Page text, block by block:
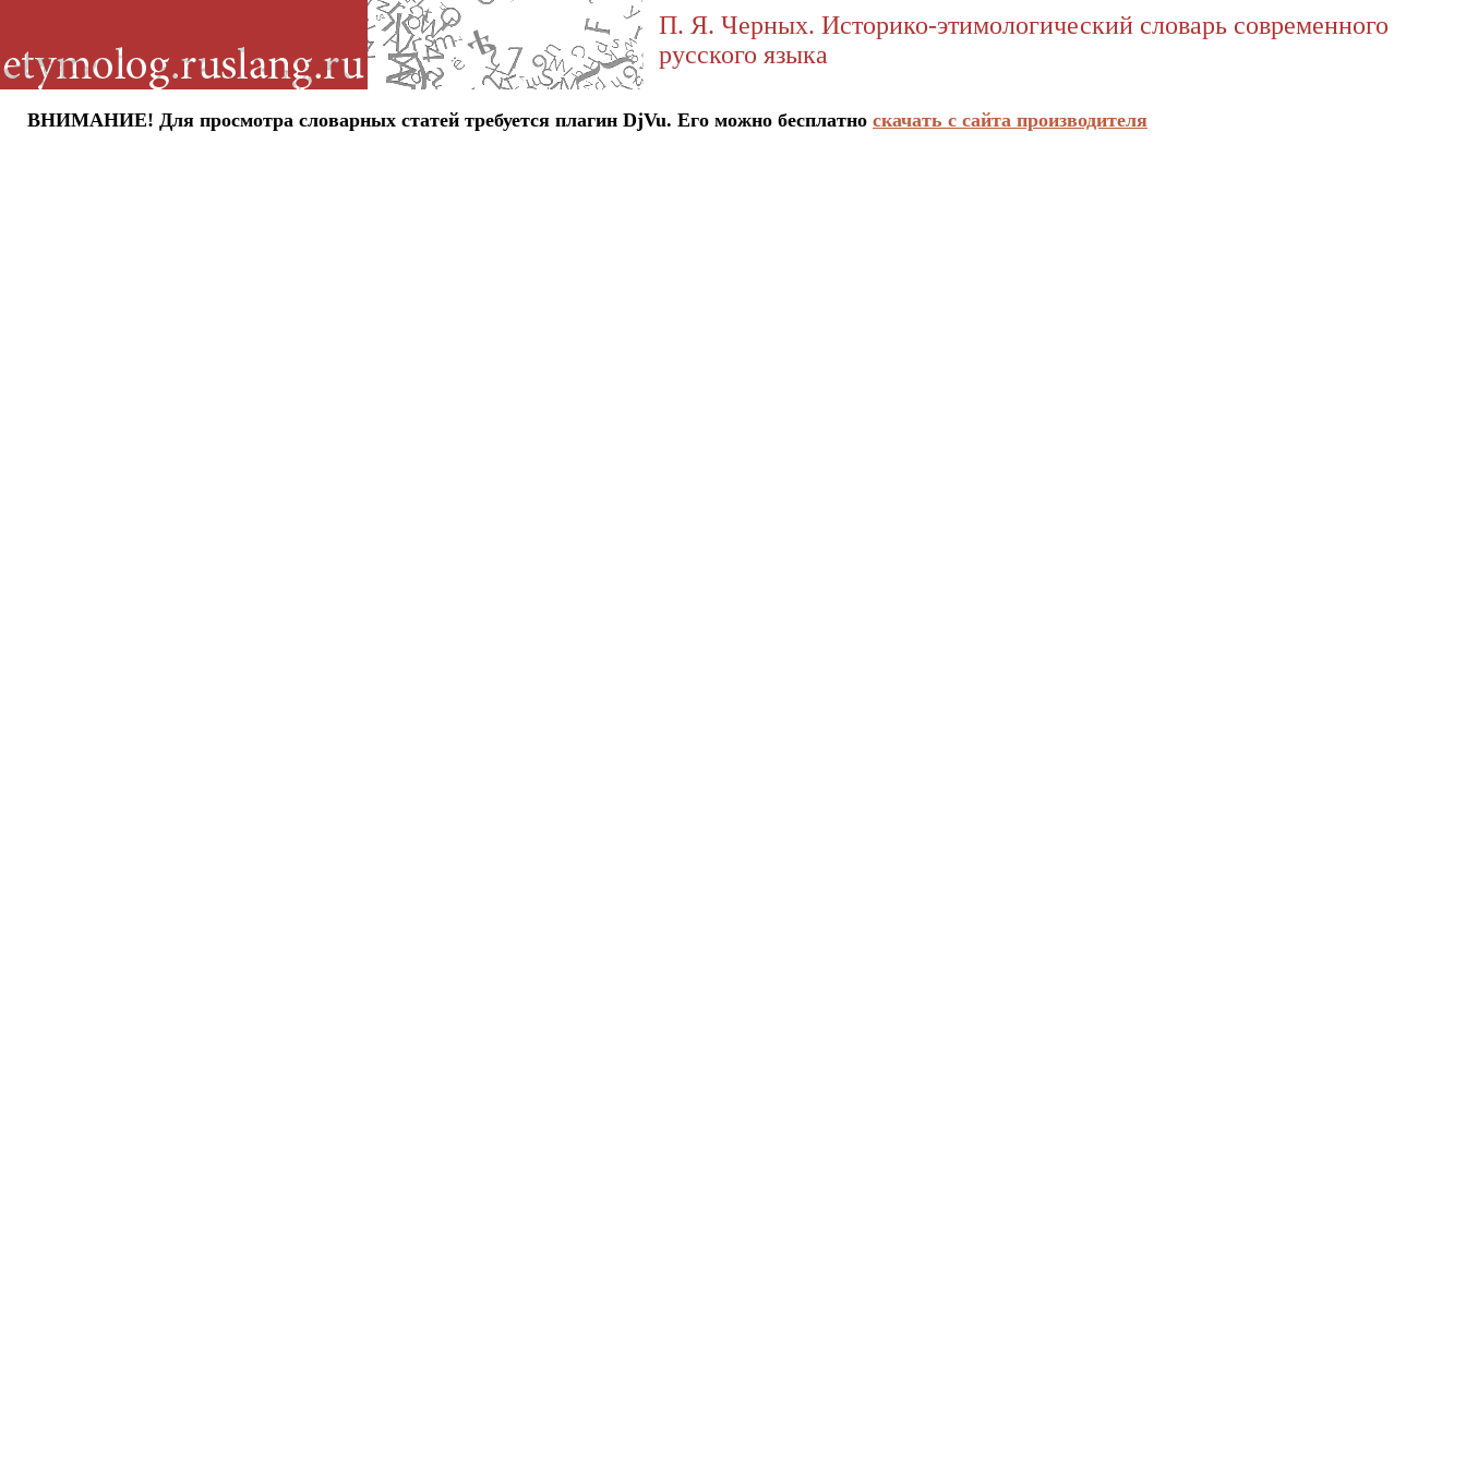
П. Я. Черных. Историко-этимологический словарь современного
русского языка
ВНИМАНИЕ! Для просмотра словарных статей требуется плагин DjVu. Его можно бесплатно скачать с сайта производителя